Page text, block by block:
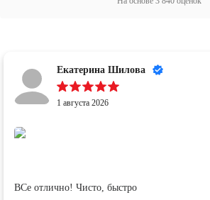
Екатерина Шилова
1 августа 2026
ВСе отлично! Чисто, быстро